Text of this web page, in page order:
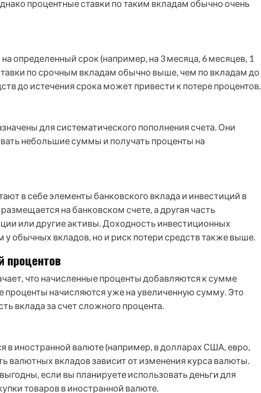
процентные ставки по таким вкладам обычно очень
определенный срок (например, на 3 месяца, 6 месяцев, 1
по срочным вкладам обычно выше, чем по вкладам до
до истечения срока может привести к потере процентов.
для систематического пополнения счета. Они
небольшие суммы и получать проценты на
в себе элементы банковского вклада и инвестиций в
на банковском счете, а другая часть
или другие активы. Доходность инвестиционных
обычных вкладов, но и риск потери средств также выше.
процентов
что начисленные проценты добавляются к сумме
начисляются уже на увеличенную сумму. Это
вклада за счет сложного процента.
иностранной валюте (например, в долларах США, евро,
валютных вкладов зависит от изменения курса валюты.
если вы планируете использовать деньги для
товаров в иностранной валюте.